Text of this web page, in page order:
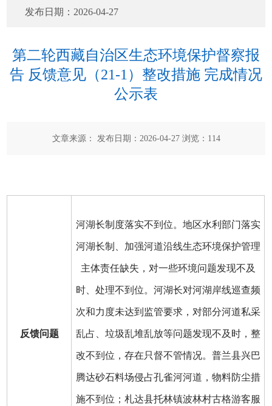
发布日期： 2026-04-27
第二轮西藏自治区生态环境保护督察报
告 反馈意见（21-1）整改措施 完成情况
公示表
文章来源： 发布日期：2026-04-27 浏览： 114
反馈问题
河湖长制度落实不到位。地区水利部门落实
河湖长制、加强河道沿线生态环境保护管理
主体责任缺失，对一些环境问题发现不及
时、处理不到位。河湖长对河湖岸线巡查频
次和力度未达到监管要求，对部分河道私采
乱占、垃圾乱堆乱放等问题发现不及时，整
改不到位，存在只督不管情况。普兰县兴巴
腾达砂石料场侵占孔雀河河道，物料防尘措
施不到位；札达县托林镇波林村古格游客服